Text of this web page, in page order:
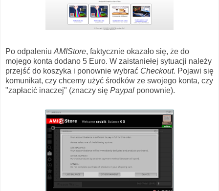
Po odpaleniu AMIStore, faktycznie okazało się, że do
mojego konta dodano 5 Euro. W zaistaniełej sytuacji należy
przejść do koszyka i ponownie wybrać Checkout. Pojawi się
komunikat, czy chcemy użyć środków ze swojego konta, czy
"zapłacić inaczej" (znaczy się Paypal ponownie).